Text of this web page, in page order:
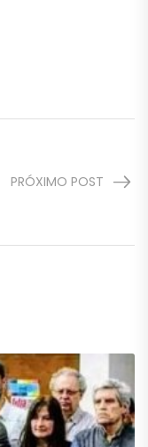
PRÓXIMO POST